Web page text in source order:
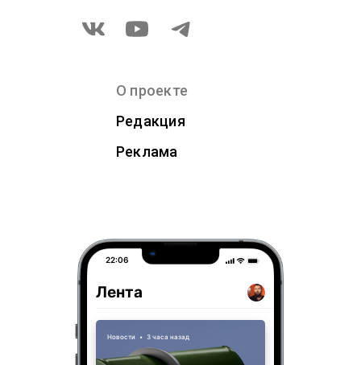
О проекте
Редакция
Реклама
22:06
Лента
Новости • 3 часа назад